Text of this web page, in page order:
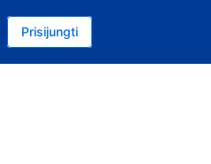
Prisijungti